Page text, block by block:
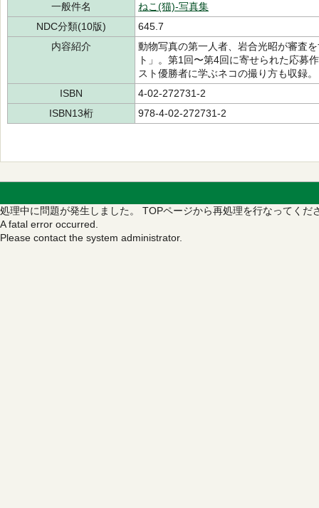
一般件名
ねこ(猫)-写真集
NDC分類(10版)
645.7
内容紹介
動物写真の第一人者、岩合光昭が審査
ト」。第1回〜第4回に寄せられた応募
スト優勝者に学ぶネコの撮り方も収録。
ISBN
4-02-272731-2
ISBN13桁
978-4-02-272731-2
処理中に問題が発生しました。 TOPページから再処理を行なってくだ
A fatal error occurred.
Please contact the system administrator.